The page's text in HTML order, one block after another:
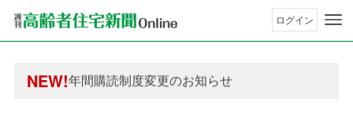
ログイン
NEW!
年間購読制度変更のお知らせ
高齢者住宅新聞 無料会員の皆様へ閲覧本数変更
高齢者住宅新聞 無料会員の皆様へ閲覧本数変更